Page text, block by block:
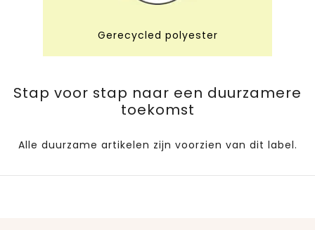
Gerecycled polyester
Stap voor stap naar een duurzamere
toekomst
Alle duurzame artikelen zijn voorzien van dit label.